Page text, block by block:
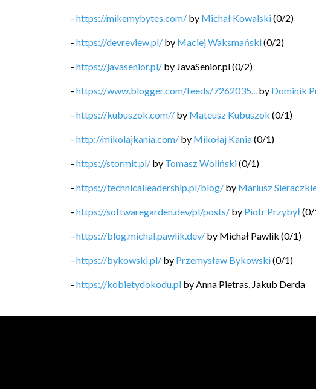
- https://mikemybytes.com/ by Michał Kowalski(0/2)
- https://devreview.pl/ by Maciej Waksmański(0/2)
- https://javasenior.pl/ by JavaSenior.pl(0/2)
- https://www.blogger.com/feeds/7262035... by Dominik
- https://kubuszok.com// by Mateusz Kubuszok (0/1)
- http://mikolajkania.com/ by Mikołaj Kania(0/1)
- https://stormit.pl/ by Tomasz Woliński(0/1)
- https://technicalleadership.pl/blog/ by Mariusz
- https://softwaregarden.dev/pl/posts/ by Piotr Przybył(0/
- https://blog.michal.pawlik.dev/ by Michał Pawlik (0/1)
- https://bykowski.pl/ by Przemysław Bykowski(0/1)
- https://kobietydokodu.pl byAnna Pietras, Jakub Derda